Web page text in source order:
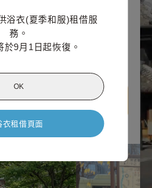
浴衣(夏季和服)租借服
務。
於9月1日起恢復。
OK
衣租借頁面
川越店資訊